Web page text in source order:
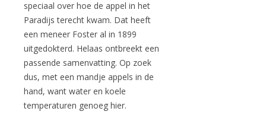
speciaal over hoe de appel in het
Paradijs terecht kwam. Dat heeft
een meneer Foster al in 1899
uitgedokterd. Helaas ontbreekt een
passende samenvatting. Op zoek
dus, met een mandje appels in de
hand, want water en koele
temperaturen genoeg hier.